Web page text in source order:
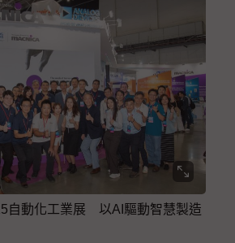
自動化工業展 以AI驅動智慧製造